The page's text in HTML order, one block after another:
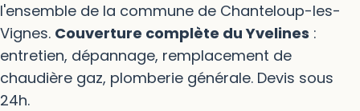
l'ensemble de la commune de Chanteloup-les-
Vignes. Couverture complète du Yvelines :
entretien, dépannage, remplacement de
chaudière gaz, plomberie générale. Devis sous
24h.